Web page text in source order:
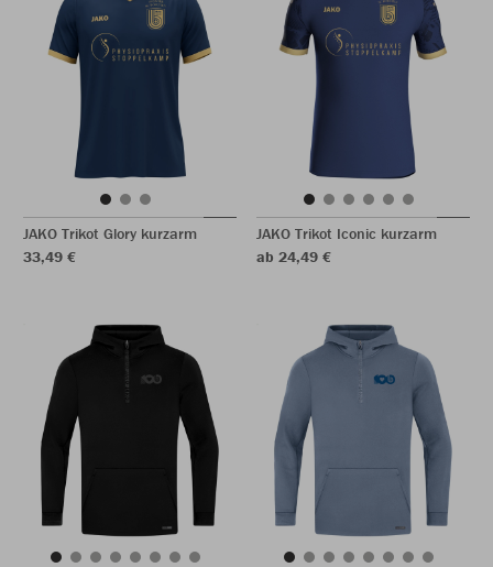
JAKO Trikot Glory kurzarm
33,49 €
JAKO Trikot Iconic kurzarm
ab 24,49 €